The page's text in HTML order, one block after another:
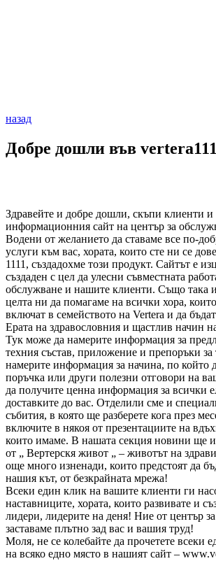
назад
Добре дошли във
Здравeйте и добре дошли, скъпи клиенти и
информационния сайт на център за
Водени от желанието да ставаме все по-
услуги към вас, хората, които сте ни се
1111, създадохме този продукт. Сайтът е
създаден с цел да улесни съвместната
обслужване и нашите клиенти. Също така
целта ни да помагаме на всички хора,
включат в семейството на Vertera и да
Ерата на здравословния и щастлив начин
Тук може да намерите информация за
техния състав, приложение и препоръки
намерите информация за начина, по който
поръчка или други полезни отговори на
да получите ценна информация за всички
доставките до вас. Отделили сме и
събития, в която ще разберете кога през
включите в някоя от презентациите на
които имаме. В нашата секция новини ще
от „ Вертерскя живот „ – животът на
още много изненади, които предстоят да
нашия кът, от безкрайната мрежа!
Всеки един клик на вашите клиенти ги
наставниците, хората, които развивате и
лидери, лидерите на деня! Ние от център
заставаме плътно зад вас и вашия труд!
Моля, не се колебайте да прочетете всеки
на всяко едно място в нашият сайт –